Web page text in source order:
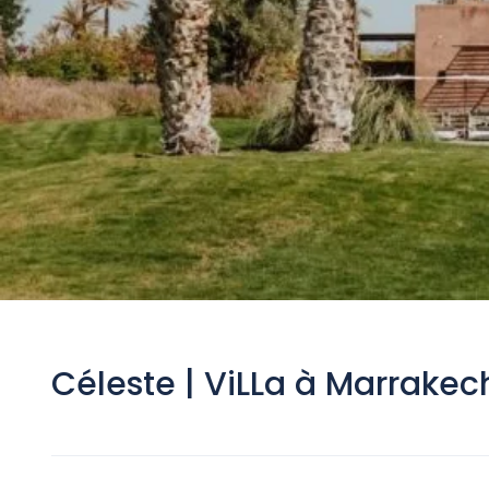
Céleste | ViLLa à